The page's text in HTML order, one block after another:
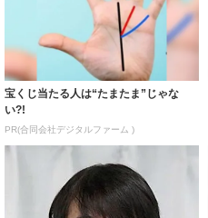
宝くじ当たる人は“たまたま”じゃな
い?!
PR(合同会社デジタルファーム )